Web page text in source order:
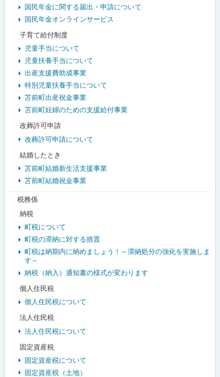
国民年金に関する届出・申請について
国民年金オンラインサービス
子育て給付制度
児童手当について
児童扶養手当について
出産支援費助成事業
特別児童扶養手当について
苫前町出産祝金事業
苫前町妊婦のための支援給付事業
改葬許可申請
改葬許可申請について
結婚したとき
苫前町結婚新生活支援事業
苫前町結婚祝金事業
税務係
納税
町税について
町税の滞納に対する措置
町税は納期内に納めましょう！～滞納処分の強化を実施しま
す～
納税（納入）通知書の様式が変わります
個人住民税
個人住民税について
法人住民税
法人住民税について
固定資産税
固定資産税について
固定資産税（土地）